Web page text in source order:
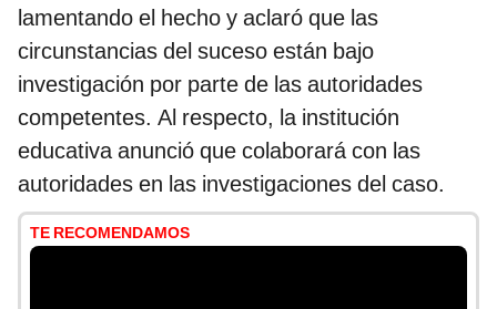
lamentando el hecho y aclaró que las
circunstancias del suceso están bajo
investigación por parte de las autoridades
competentes. Al respecto, la institución
educativa anunció que colaborará con las
autoridades en las investigaciones del caso.
TE RECOMENDAMOS